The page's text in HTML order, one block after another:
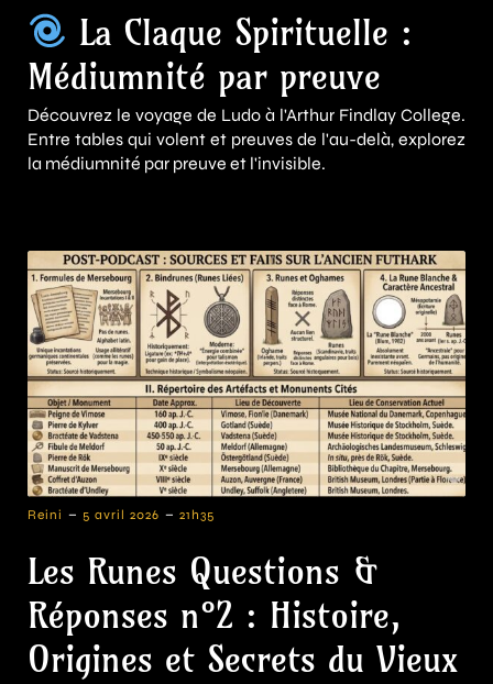
La Claque Spirituelle :
Médiumnité par preuve
Découvrez le voyage de Ludo à l'Arthur Findlay College.
Entre tables qui volent et preuves de l'au-delà, explorez
la médiumnité par preuve et l'invisible.
Reini - 5 avril 2026 - 21h35
Les Runes Questions &
Réponses n°2 : Histoire,
Origines et Secrets du Vieux